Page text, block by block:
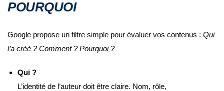
POURQUOI
Google propose un filtre simple pour évaluer vos contenus : Qui
l’a créé ? Comment ? Pourquoi ?
Qui ?
L’identité de l’auteur doit être claire. Nom, rôle,